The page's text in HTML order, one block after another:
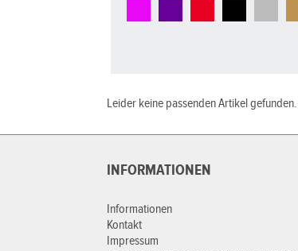
Leider keine passenden Artikel gefunden.
INFORMATIONEN
Informationen
Kontakt
Impressum